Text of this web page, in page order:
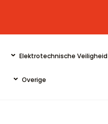
Elektrotechnische Veiligheid
Overige